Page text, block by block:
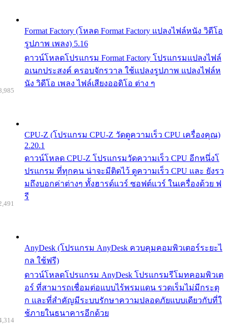
Format Factory (โหลด Format Factory แปลงไฟล์หนัง วิดีโอ
รูปภาพ เพลง) 5.16
ดาวน์โหลดโปรแกรม Format Factory โปรแกรมแปลงไฟล์
อเนกประสงค์ ครอบจักรวาล ใช้แปลงรูปภาพ แปลงไฟล์ห
นัง วิดีโอ เพลง ไฟล์เสียงออดิโอ ต่าง ๆ
CPU-Z (โปรแกรม CPU-Z วัดดูความเร็ว CPU เครื่องคุณ)
2.20.1
ดาวน์โหลด CPU-Z โปรแกรมวัดความเร็ว CPU อีกหนึ่งโ
ปรแกรม ที่ทุกคน น่าจะมีติดไว้ ดูความเร็ว CPU และ ยังรว
มถึงบอกค่าต่างๆ ทั้งฮารด์แวร์ ซอฟต์แวร์ ในเครื่องด้วย ฟ
รี
AnyDesk (โปรแกรม AnyDesk ควบคุมคอมพิวเตอร์ระยะไ
กล ใช้ฟรี)
ดาวน์โหลดโปรแกรม AnyDesk โปรแกรมรีโมทคอมพิวเต
อร์ ที่สามารถเชื่อมต่อแบบไร้พรมแดน รวดเร็มไม่มีกระตุ
ก และที่สำคัญมีระบบรักษาความปลอดภัยแบบเดียวกับที่ใ
ช้ภายในธนาคารอีกด้วย